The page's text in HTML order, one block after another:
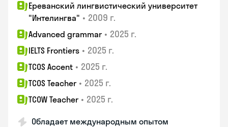
Ереванский лингвистический университет
"Интелингва" • 2009 г.
Advanced grammar • 2025 г.
IELTS Frontiers • 2025 г.
TCOS Accent • 2025 г.
TCOS Teacher • 2025 г.
TCOW Teacher • 2025 г.
Обладает международным опытом